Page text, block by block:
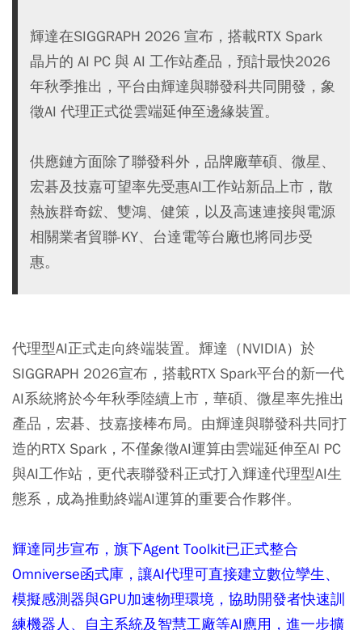
輝達在SIGGRAPH 2026 宣布，搭載RTX Spark
晶片的 AI PC 與 AI 工作站產品，預計最快2026
年秋季推出，平台由輝達與聯發科共同開發，象
徵AI 代理正式從雲端延伸至邊緣裝置。
供應鏈方面除了聯發科外，品牌廠華碩、微星、
宏碁及技嘉可望率先受惠AI工作站新品上市，散
熱族群奇鋐、雙鴻、健策，以及高速連接與電源
相關業者貿聯-KY、台達電等台廠也將同步受
惠。
代理型AI正式走向終端裝置。輝達（NVIDIA）於
SIGGRAPH 2026宣布，搭載RTX Spark平台的新一代
AI系統將於今年秋季陸續上市，華碩、微星率先推出
產品，宏碁、技嘉接棒布局。由輝達與聯發科共同打
造的RTX Spark，不僅象徵AI運算由雲端延伸至AI PC
與AI工作站，更代表聯發科正式打入輝達代理型AI生
態系，成為推動終端AI運算的重要合作夥伴。
輝達同步宣布，旗下Agent Toolkit已正式整合
Omniverse函式庫，讓AI代理可直接建立數位孿生、
模擬感測器與GPU加速物理環境，協助開發者快速訓
練機器人、自主系統及智慧工廠等AI應用，進一步擴